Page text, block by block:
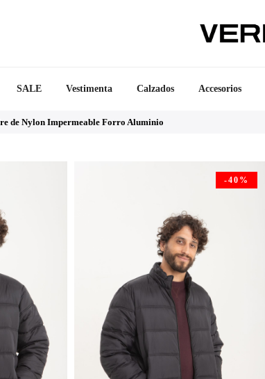
SALE Vestimenta Calzados Accesorios
de Nylon Impermeable Forro Aluminio
-40%